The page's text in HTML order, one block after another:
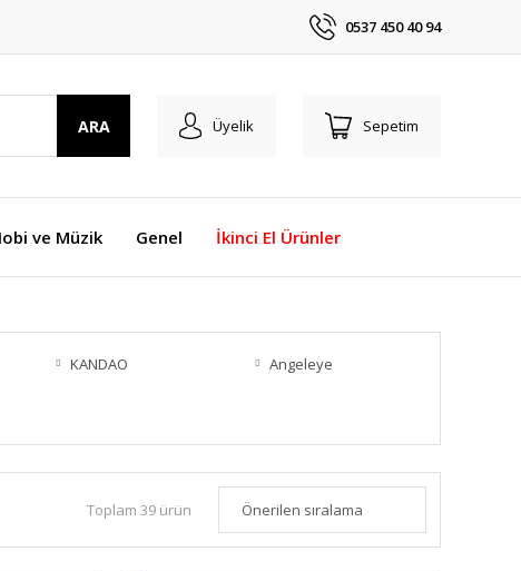
0537 450 40 94
ARA Üyelik Sepetim
ve Müzik Genel İkinci El Ürünler
KANDAO Angeleye
Toplam 39 ürün